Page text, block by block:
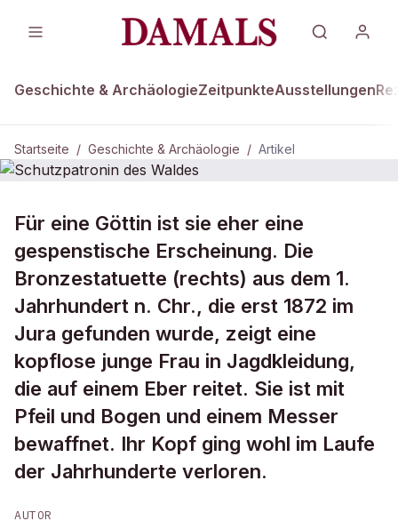
Geschichte & ArchäologieZeitpunkteAusstellungen
Startseite / Geschichte & Archäologie / Artikel
DAMALS Plus GESCHICHTE & ARCHÄOLOGIE
Schutzpatronin des Waldes
Für eine Göttin ist sie eher eine
gespenstische Erscheinung. Die
Bronzestatuette (rechts) aus dem 1.
Jahrhundert n. Chr., die erst 1872 im
Jura gefunden wurde, zeigt eine
kopflose junge Frau in Jagdkleidung,
die auf einem Eber reitet. Sie ist mit
Pfeil und Bogen und einem Messer
bewaffnet. Ihr Kopf ging wohl im Laufe
der Jahrhunderte verloren.
AUTOR